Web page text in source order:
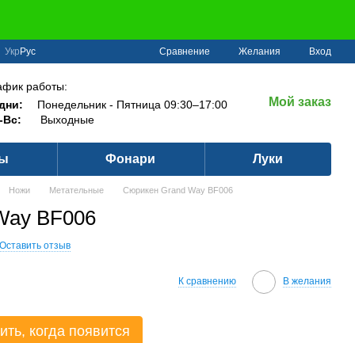
Укр Рус Сравнение Желания Вход
работы:
Понедельник - Пятница 09:30–17:00
Вс:
Выходные
Мой заказ
Фонари Луки
Ножи Метательные Сюрикен Grand Way BF006
BF006
Оставить отзыв
К сравнению В желания
когда появится